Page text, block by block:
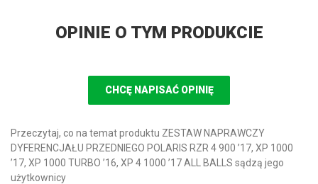
OPINIE O TYM PRODUKCIE
CHCĘ NAPISAĆ OPINIĘ
Przeczytaj, co na temat produktu ZESTAW NAPRAWCZY
DYFERENCJAŁU PRZEDNIEGO POLARIS RZR 4 900 ’17, XP 1000
’17, XP 1000 TURBO ’16, XP 4 1000 ’17 ALL BALLS sądzą jego
użytkownicy